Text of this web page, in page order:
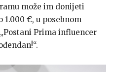
može im donijeti
€, u posebnom
„Postani Prima influencer